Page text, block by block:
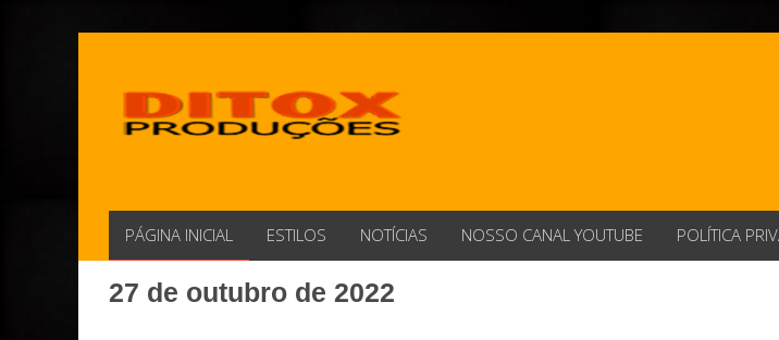
PÁGINA INICIAL ESTILOS NOTÍCIAS NOSSO CANAL YOUTUBE POLÍTICA
27 de outubro de 2022